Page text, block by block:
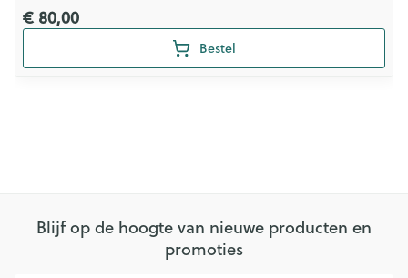
€ 80,00
Bestel
Blijf op de hoogte van nieuwe producten en
promoties